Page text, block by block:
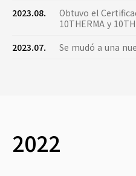
2023.08.
Obtuvo el
10THERMA y
2023.07.
Se mudó a una
2022